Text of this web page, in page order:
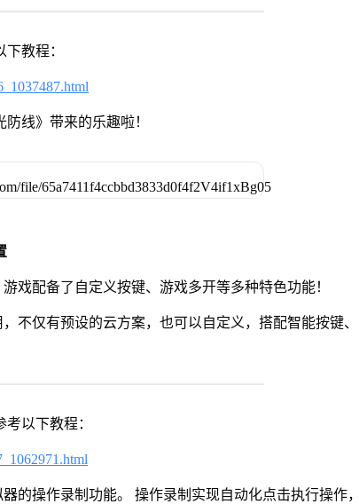
教程：
线》带来的乐趣啦！
戏配备了自定义按键、游戏多开等多种特色功能！
不仅有预设的云方案，也可以自定义，搭配智能按键、
以下教程：
的操作录制功能。 操作录制实现自动化点击执行操作，